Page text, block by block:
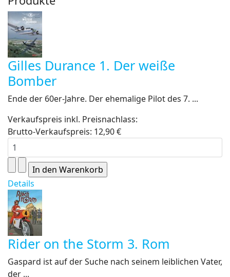
Gilles Durance 1. Der weiße
Bomber
Ende der 60er-Jahre. Der ehemalige Pilot des 7. ...
Verkaufspreis inkl. Preisnachlass:
Brutto-Verkaufspreis: 12,90 €
Details
Rider on the Storm 3. Rom
Gaspard ist auf der Suche nach seinem leiblichen Vater,
der ...